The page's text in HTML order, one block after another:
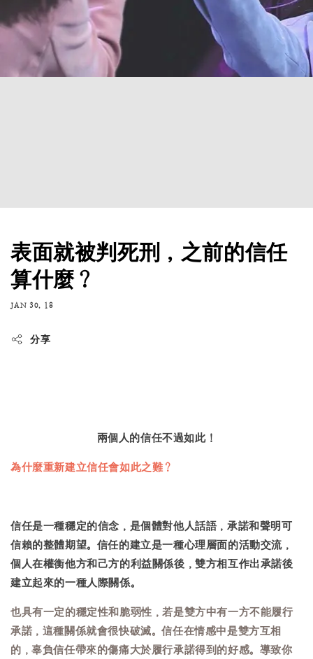
表面就被判死刑，之前的信任
算什麼？
JAN 30, 18
分享
兩個人的信任不過如此！
為什麼重新建立信任會如此之難？
信任是一種穩定的信念，是個體對他人話語，承諾和聲明可
信賴的整體期望。信任的建立是一種心理層面的活動交流，
個人在權衡他方和己方的利益關係後，雙方相互作出承諾後
建立起來的一種人際關係。
也具有一定的穩定性和脆弱性，若是雙方中有一方不能履行
承諾，這種關係就會很快破滅。信任在情感中是雙方互相
的，辜負信任帶來的傷痛大於履行承諾得到的好感。導致你